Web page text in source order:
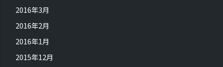
2016年3月
2016年2月
2016年1月
2015年12月